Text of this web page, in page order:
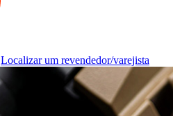
Localizar um revendedor/varejista